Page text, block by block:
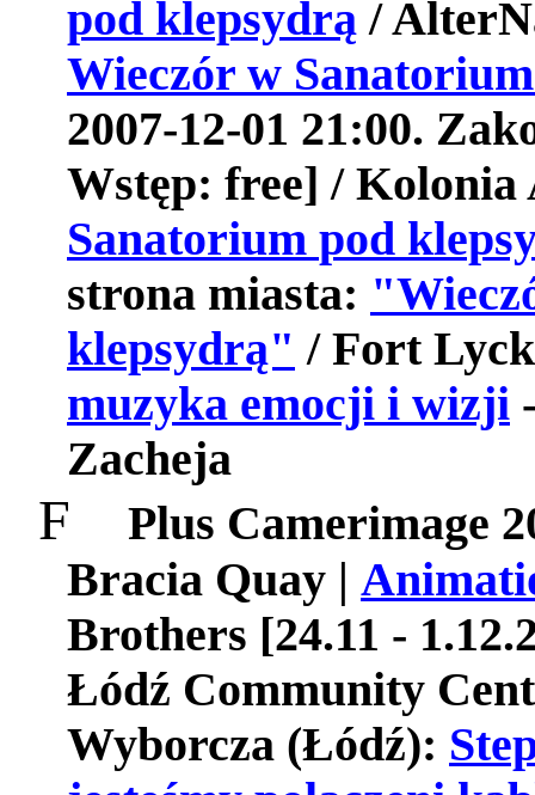
pod klepsydrą /
Wieczór w
2007-12-01 21:00.
Wstęp: free] / Kolonia
Sanatorium pod
strona miasta: "Wiecz
klepsydrą" / Fort Lyck
muzyka emocji i wizji
Zacheja
F
Plus Camerimage
Bracia Quay |
Brothers [24.11 -
Łódź Community
Wyborcza (Łódź):